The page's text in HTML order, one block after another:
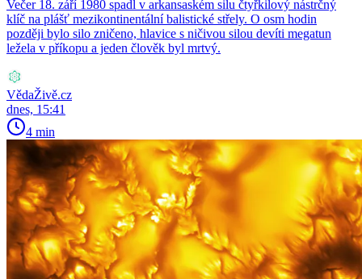
Večer 18. září 1980 spadl v arkansaském silu čtyřkilový nástrčný
klíč na plášť mezikontinentální balistické střely. O osm hodin
později bylo silo zničeno, hlavice s ničivou silou devíti megatun
ležela v příkopu a jeden člověk byl mrtvý.
VědaŽivě.cz
dnes, 15:41
4 min